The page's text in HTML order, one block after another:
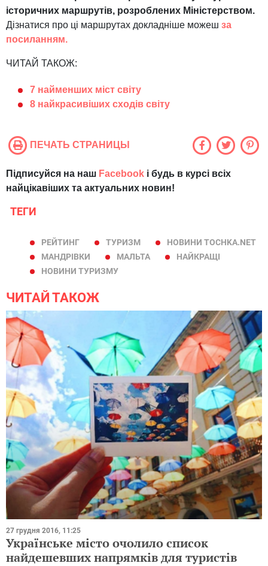
історичних маршрутів, розроблених Міністерством.
Дізнатися про ці маршрутах докладніше можеш за
посиланням.
ЧИТАЙ ТАКОЖ:
7 найменших міст світу
8 найкрасивіших сходів світу
ПЕЧАТЬ СТРАНИЦЫ
Підписуйся на наш Facebook і будь в курсі всіх
найцікавіших та актуальних новин!
ТЕГИ
РЕЙТИНГ ТУРИЗМ
НОВИНИ TOCHKA.NET
МАНДРІВКИ
МАЛЬТА
НАЙКРАЩІ
НОВИНИ ТУРИЗМУ
ЧИТАЙ ТАКОЖ
27 грудня 2016, 11:25
Українське місто очолило список
найдешевших напрямків для туристів